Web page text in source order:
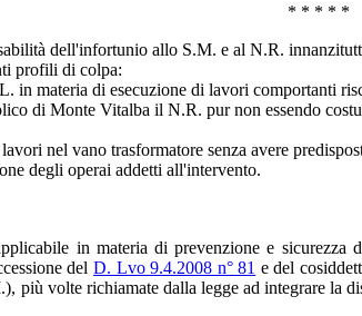
* * * * *
dell'infortunio allo S.M. e al N.R.
profili di colpa:
materia di esecuzione di lavori comportanti
di Monte Vitalba il N.R. pur non essendo
nel vano trasformatore senza avere
degli operai addetti all'intervento.
in materia di prevenzione e
delD. Lvo 9.4.2008 n° 81 e del
più volte richiamate dalla legge ad integrare